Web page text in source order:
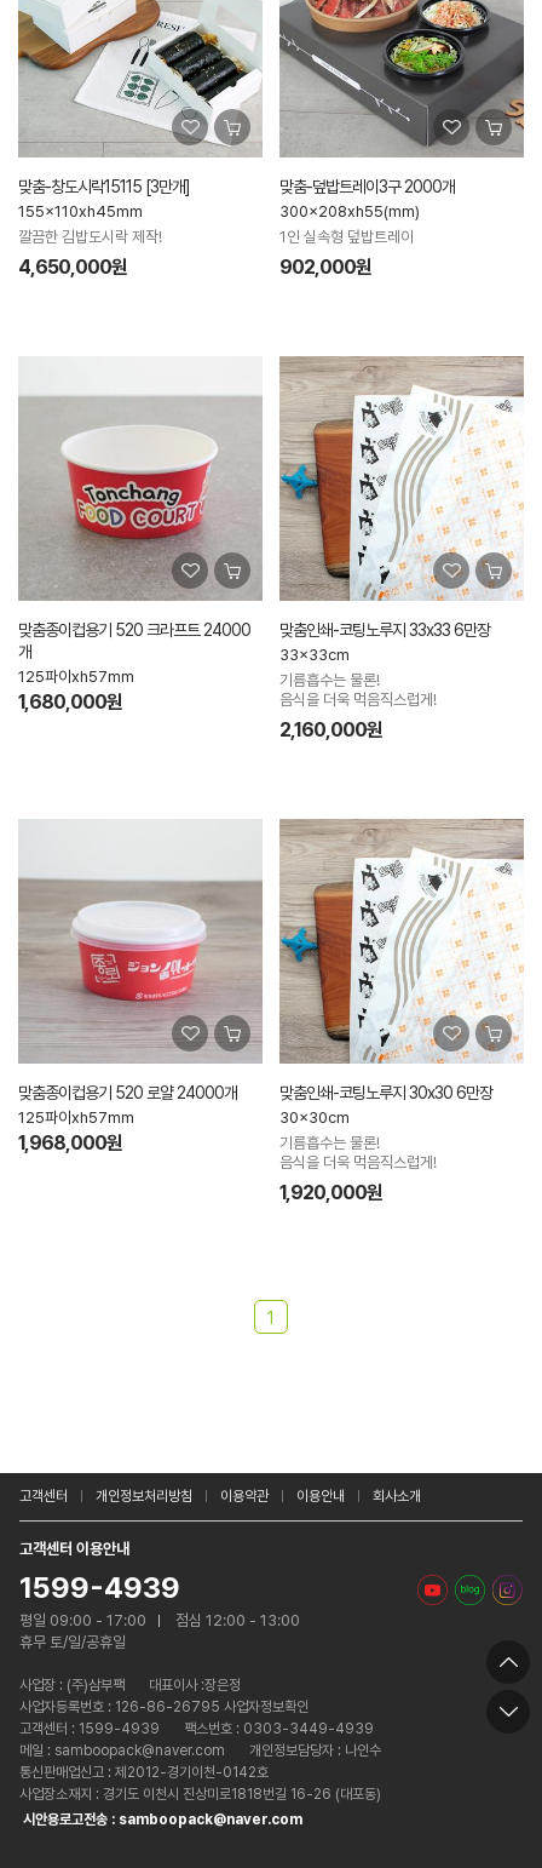
맞춤-창도시락15115 [3만개]
155x110xh45mm
깔끔한 김밥도시락 제작!
4,650,000원
맞춤-덮밥트레이3구 2000개
300x208xh55(mm)
1인 실속형 덮밥트레이
902,000원
맞춤종이컵용기 520 크라프트 24000
개
125파이xh57mm
1,680,000원
맞춤인쇄-코팅노루지 33x33 6만장
33x33cm
기름흡수는 물론!
음식을 더욱 먹음직스럽게!
2,160,000원
맞춤종이컵용기 520 로얄 24000개
125파이xh57mm
1,968,000원
맞춤인쇄-코팅노루지 30x30 6만장
30x30cm
기름흡수는 물론!
음식을 더욱 먹음직스럽게!
1,920,000원
1
고객센터 개인정보처리방침 이용약관 이용안내 회사소개
고객센터 이용안내
1599-4939
평일 09:00 - 17:00
점심 12:00 - 13:00
휴무 토/일/공휴일
사업장 : (주)삼부팩
대표이사 :장은정
사업자등록번호 : 126-86-26795 사업자정보확인
고객센터 : 1599-4939
팩스번호 : 0303-3449-4939
메일 : samboopack@naver.com
개인정보담당자 : 나인수
통신판매업신고 : 제2012-경기이천-0142호
사업장소재지 : 경기도 이천시 진상미로1818번길 16-26 (대포동)
시안용로고전송 : samboopack@naver.com